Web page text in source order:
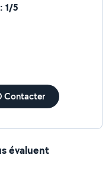
1/5
Contacter
évaluent